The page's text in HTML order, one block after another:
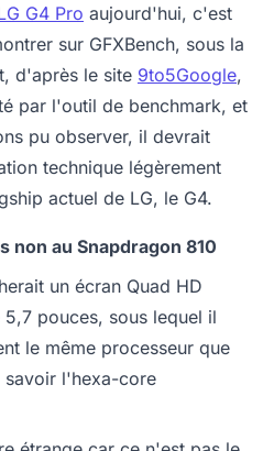
G4 Pro aujourd'hui, c'est
sur GFXBench, sous la
d'après le site 9to5Google,
par l'outil de benchmark, et
pu observer, il devrait
technique légèrement
actuel de LG, le G4.
non au Snapdragon 810
un écran Quad HD
pouces, sous lequel il
le même processeur que
savoir l'hexa-core